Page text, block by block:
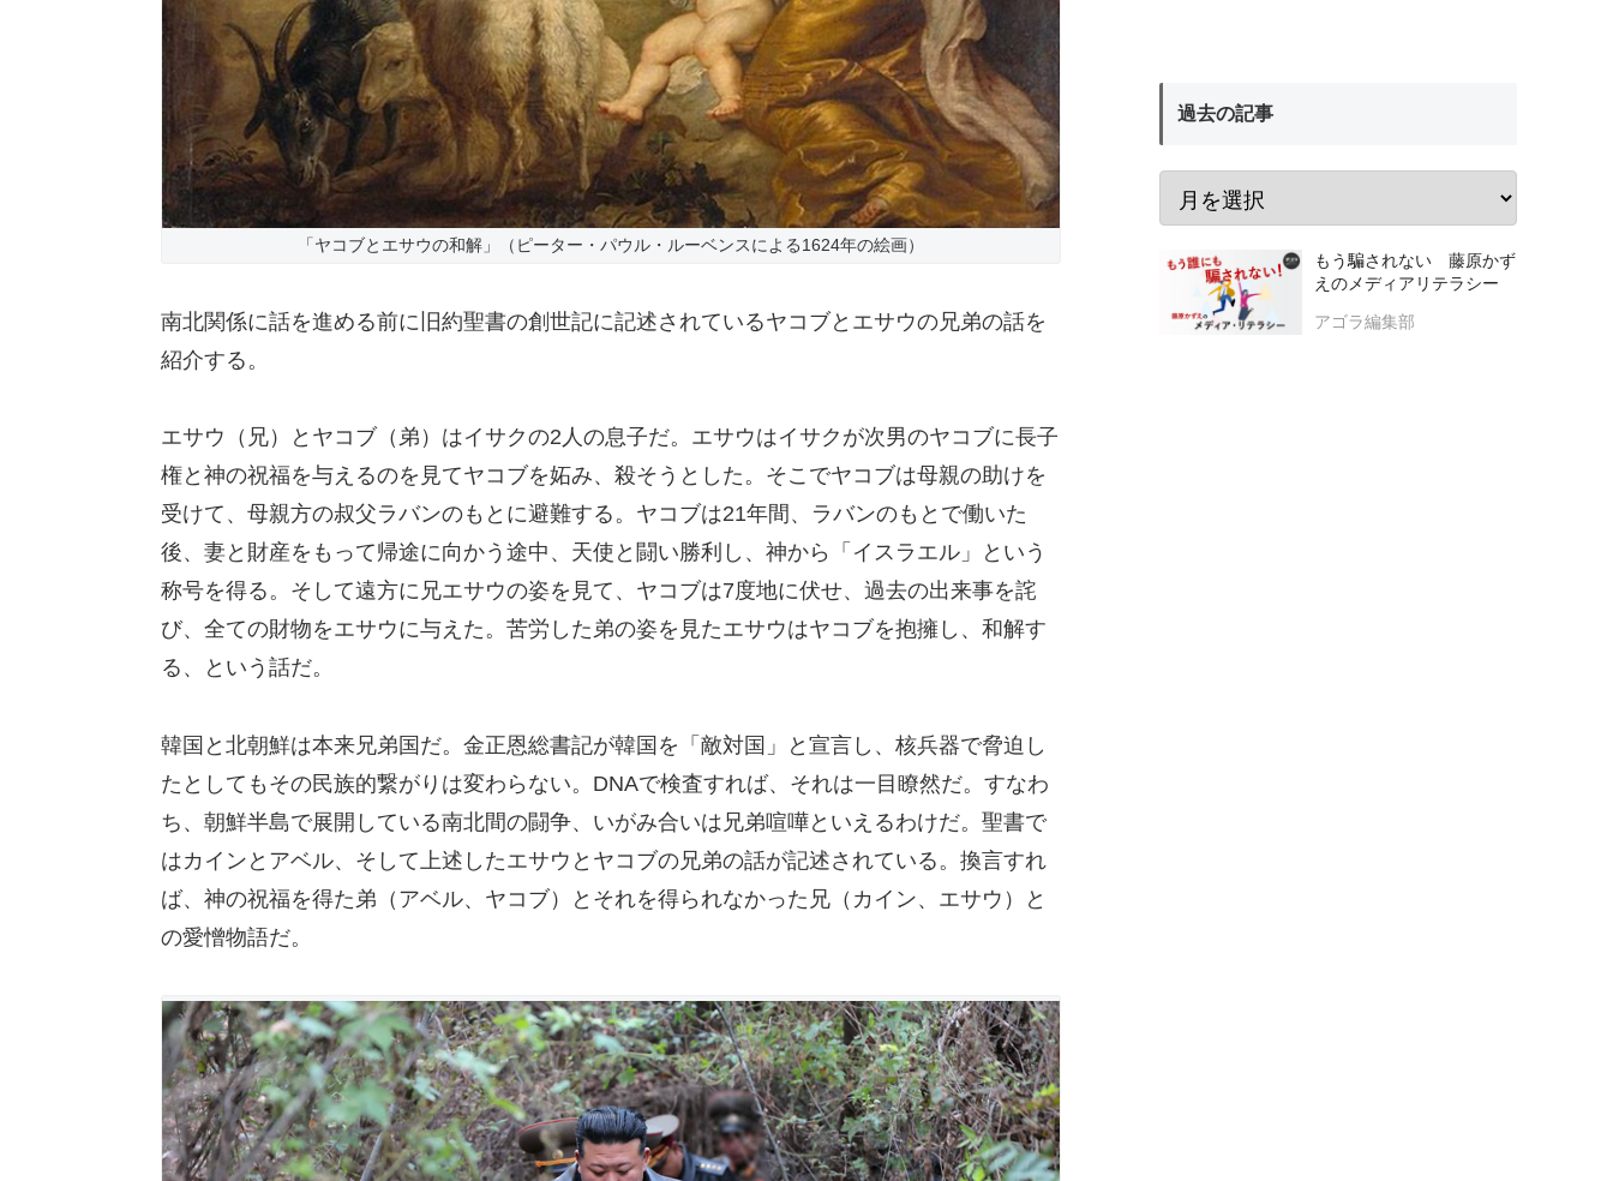
「ヤコブとエサウの和解」（ピーター・パウル・ルーベンスによる1624年の絵画）
南北関係に話を進める前に旧約聖書の創世記に記述されているヤコブとエサウの兄弟の話を
紹介する。
エサウ（兄）とヤコブ（弟）はイサクの2人の息子だ。エサウはイサクが次男のヤコブに長子
権と神の祝福を与えるのを見てヤコブを妬み、殺そうとした。そこでヤコブは母親の助けを
受けて、母親方の叔父ラバンのもとに避難する。ヤコブは21年間、ラバンのもとで働いた
後、妻と財産をもって帰途に向かう途中、天使と闘い勝利し、神から「イスラエル」という
称号を得る。そして遠方に兄エサウの姿を見て、ヤコブは7度地に伏せ、過去の出来事を詫
び、全ての財物をエサウに与えた。苦労した弟の姿を見たエサウはヤコブを抱擁し、和解す
る、という話だ。
韓国と北朝鮮は本来兄弟国だ。金正恩総書記が韓国を「敵対国」と宣言し、核兵器で脅迫し
たとしてもその民族的繋がりは変わらない。DNAで検査すれば、それは一目瞭然だ。すなわ
ち、朝鮮半島で展開している南北間の闘争、いがみ合いは兄弟喧嘩といえるわけだ。聖書で
はカインとアベル、そして上述したエサウとヤコブの兄弟の話が記述されている。換言すれ
ば、神の祝福を得た弟（アベル、ヤコブ）とそれを得られなかった兄（カイン、エサウ）と
の愛憎物語だ。
過去の記事
もう騙されない 藤原かず
えのメディアリテラシー
アゴラ編集部